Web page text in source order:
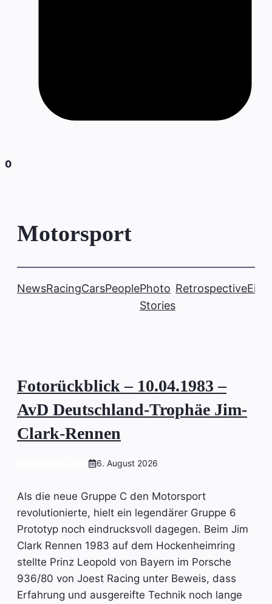
0
Motorsport
NewsRacingCarsPeoplePhoto
Stories
Retrospective
Fotorückblick – 10.04.1983 –
AvD Deutschland-Trophäe Jim-
Clark-Rennen
6. August 2026
Als die neue Gruppe C den Motorsport
revolutionierte, hielt ein legendärer Gruppe 6
Prototyp noch eindrucksvoll dagegen. Beim Jim
Clark Rennen 1983 auf dem Hockenheimring
stellte Prinz Leopold von Bayern im Porsche
936/80 von Joest Racing unter Beweis, dass
Erfahrung und ausgereifte Technik noch lange